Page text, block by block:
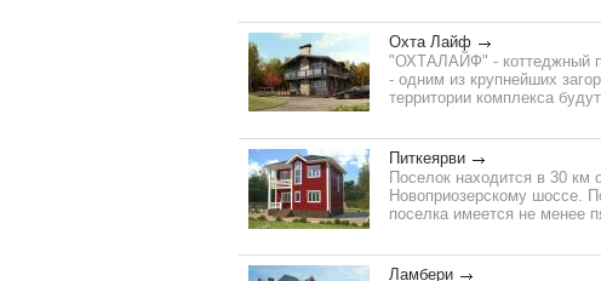
Охта Лайф
"ОХТАЛАЙФ" - коттеджный
- одним из крупнейших
территории комплекса
Питкеярви
Поселок находится в 30 км
Новоприозерскому шоссе.
поселка имеется не менее
Ламбери